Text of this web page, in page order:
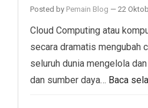
Posted by Pemain Blog — 22
Cloud Computing atau
secara dramatis mengubah
seluruh dunia mengelola
dan sumber daya… Baca